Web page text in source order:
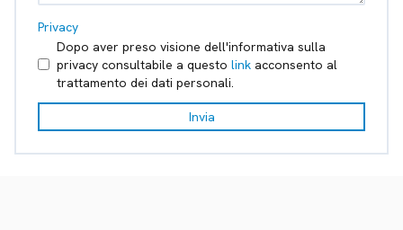
Privacy
Dopo aver preso visione dell'informativa sulla
privacy consultabile a questo link acconsento al
trattamento dei dati personali.
Invia